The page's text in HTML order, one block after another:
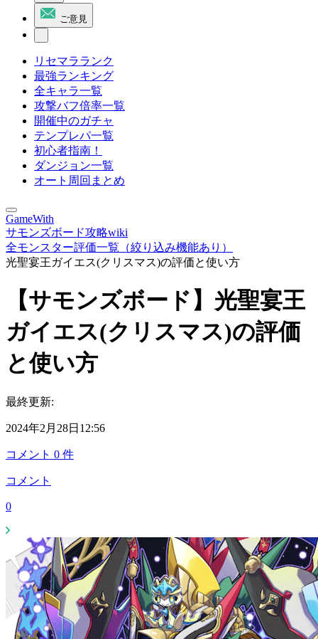
ご意見
リセマラランク
最強ランキング
全キャラ一覧
攻撃バフ倍率一覧
開催中のガチャ
テンプレパ一覧
初心者指南！
ダンジョン一覧
オート周回まとめ
GameWith
サモンズボード攻略wiki
全モンスター評価一覧（絞り込み機能あり）
光聖宴王ガイエス(クリスマス)の評価と使い方
【サモンズボード】光聖宴王
ガイエス(クリスマス)の評価
と使い方
最終更新:
2024年2月28日12:56
コメント 0 件
コメント
0